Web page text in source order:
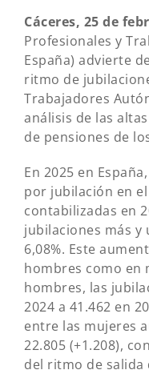
Cáceres, 25 de
Profesionales y
España) advierte
ritmo de
Trabajadores
análisis de las
de pensiones de
En 2025 en
por jubilación en el
contabilizadas en
jubilaciones más
6,08%. Este
hombres como en
hombres, las
2024 a 41.462 en
entre las mujeres
22.805 (+1.208),
del ritmo de salida